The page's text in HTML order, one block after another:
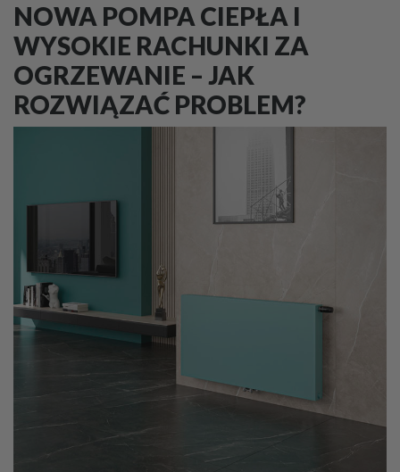
NOWA POMPA CIEPŁA I
WYSOKIE RACHUNKI ZA
OGRZEWANIE – JAK
ROZWIĄZAĆ PROBLEM?